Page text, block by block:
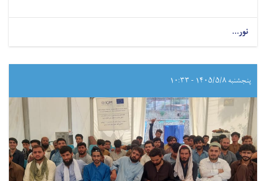
نور...
پنجشنبه ۱۴۰۵/۵/۸ - ۱۰:۳۳